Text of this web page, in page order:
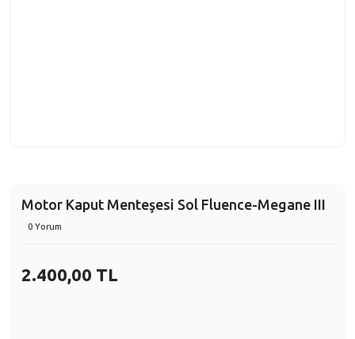
Motor Kaput Menteşesi Sol Fluence-Megane III
0 Yorum
2.400,00 TL